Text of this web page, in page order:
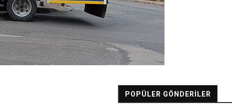
POPÜLER GÖNDERILER